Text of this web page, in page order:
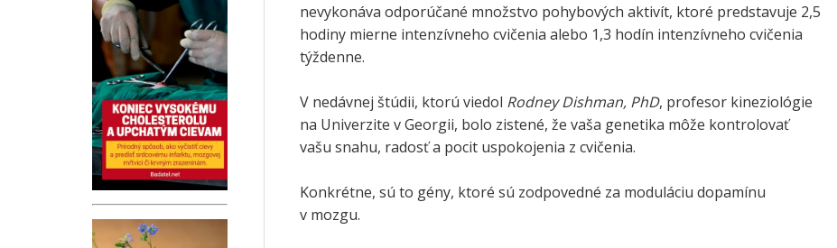
nevykonáva odporúčané množstvo pohybových aktivít, ktoré predstavuje 2,5
hodiny mierne intenzívneho cvičenia alebo 1,3 hodín intenzívneho cvičenia
týždenne.
V nedávnej štúdii, ktorú viedol Rodney Dishman, PhD, profesor kineziológie
na Univerzite v Georgii, bolo zistené, že vaša genetika môže kontrolovať
vašu snahu, radosť a pocit uspokojenia z cvičenia.
Konkrétne, sú to gény, ktoré sú zodpovedné za moduláciu dopamínu
v mozgu.